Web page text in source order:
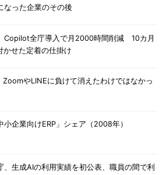
なった企業のその後
Copilot全庁導入で月2000時間削減 10カ月
かせた定着の仕掛け
ZoomやLINEに負けて消えたわけではなかっ
小企業向けERP」シェア（2008年）
、生成AIの利用実績を初公表、職員の間で利